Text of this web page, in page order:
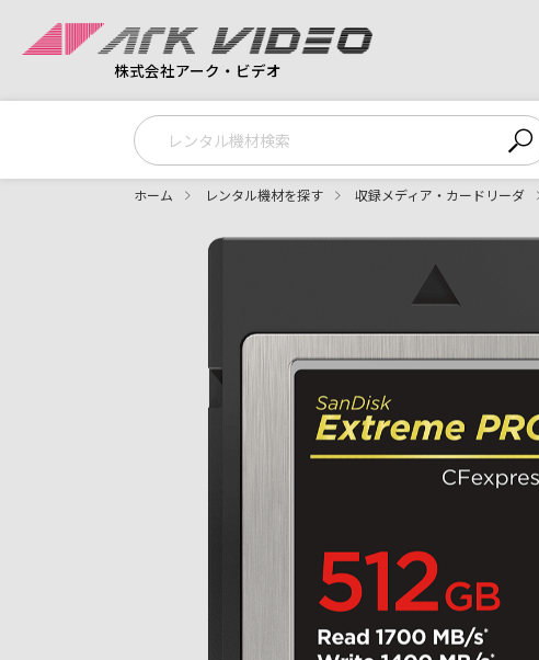
株式会社アーク・ビデオ
ホーム レンタル機材を探す 収録メディア・カードリーダ